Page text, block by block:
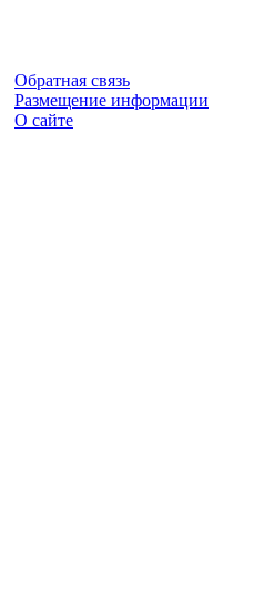
Обратная связь
Размещение информации
О сайте